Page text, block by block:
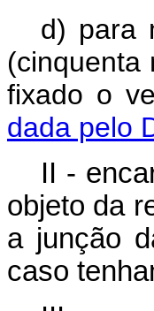
d) para
(cinquenta
fixado o
dada pelo
II -
objeto da
a junção
caso